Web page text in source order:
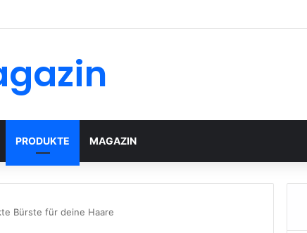
PRODUKTE MAGAZIN
Bürste für deine Haare